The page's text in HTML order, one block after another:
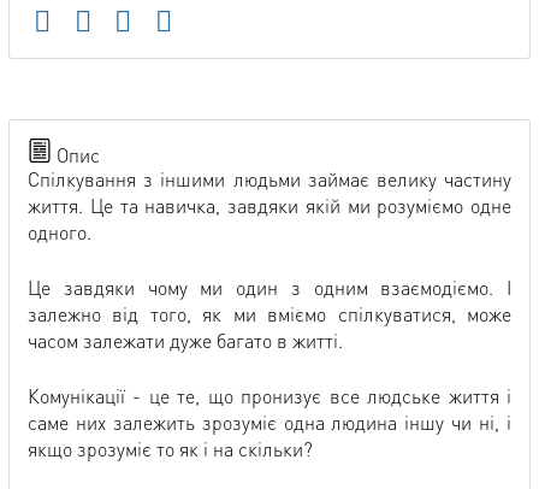
Опис
Спілкування з іншими людьми займає велику частину
життя. Це та навичка, завдяки якій ми розуміємо одне
одного.
Це завдяки чому ми один з одним взаємодіємо. І
залежно від того, як ми вміємо спілкуватися, може
часом залежати дуже багато в житті.
Комунікації - це те, що пронизує все людське життя і
саме них залежить зрозуміє одна людина іншу чи ні, і
якщо зрозуміє то як і на скільки?